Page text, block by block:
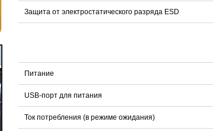
Защита от электростатического разряда ESD
Питание
USB-порт для питания
Ток потребления (в режиме ожидания)